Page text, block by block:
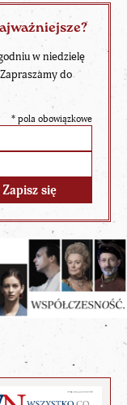
w niedzielę
do
* pola obowiązkowe